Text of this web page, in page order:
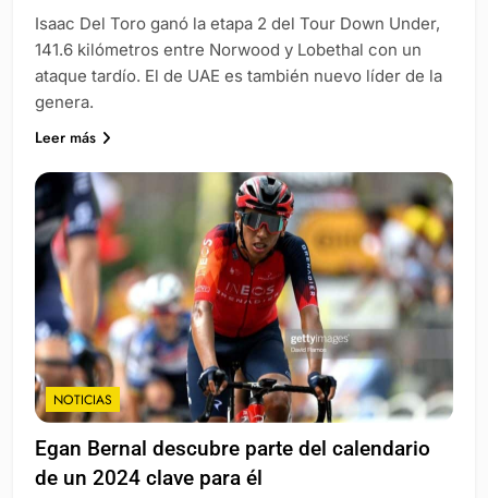
Isaac Del Toro ganó la etapa 2 del Tour Down Under,
141.6 kilómetros entre Norwood y Lobethal con un
ataque tardío. El de UAE es también nuevo líder de la
genera.
Leer más
NOTICIAS
Egan Bernal descubre parte del calendario
de un 2024 clave para él